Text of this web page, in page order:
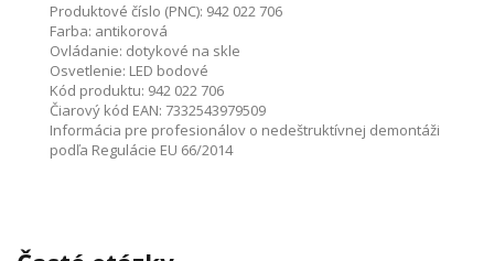
Produktové číslo (PNC): 942 022 706
Farba: antikorová
Ovládanie: dotykové na skle
Osvetlenie: LED bodové
Kód produktu: 942 022 706
Čiarový kód EAN: 7332543979509
Informácia pre profesionálov o nedeštruktívnej demontáži
podľa Regulácie EU 66/2014